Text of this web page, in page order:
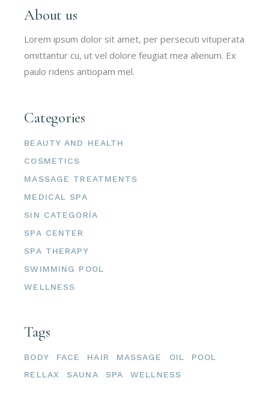
About us
Lorem ipsum dolor sit amet, per persecuti vituperata
omittantur cu, ut vel dolore feugiat mea alienum. Ex
paulo ridens antiopam mel.
Categories
BEAUTY AND HEALTH
COSMETICS
MASSAGE TREATMENTS
MEDICAL SPA
SIN CATEGORÍA
SPA CENTER
SPA THERAPY
SWIMMING POOL
WELLNESS
Tags
BODY FACE HAIR MASSAGE OIL
POOL
RELLAX
SAUNA SPA WELLNESS